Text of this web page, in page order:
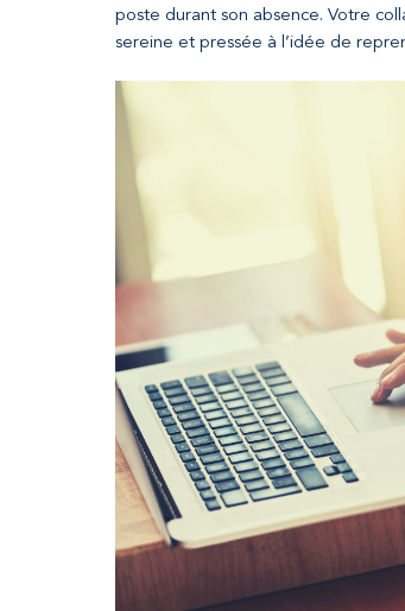
poste durant son absence. Votre
sereine et pressée à l’idée de